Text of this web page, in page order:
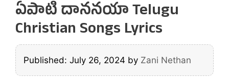
ఏపాటి దాననయా Telugu
Christian Songs Lyrics
Published: July 26, 2024 by Zani Nethan